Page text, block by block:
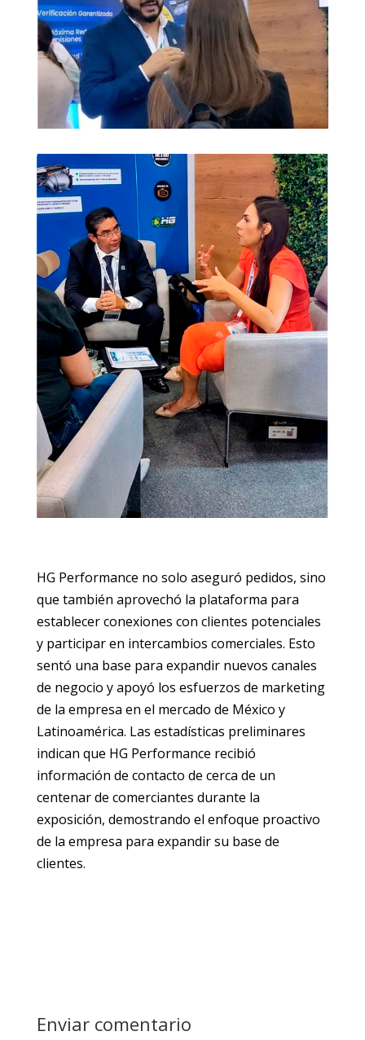
HG Performance no solo aseguró pedidos, sino
que también aprovechó la plataforma para
establecer conexiones con clientes potenciales
y participar en intercambios comerciales. Esto
sentó una base para expandir nuevos canales
de negocio y apoyó los esfuerzos de marketing
de la empresa en el mercado de México y
Latinoamérica. Las estadísticas preliminares
indican que HG Performance recibió
información de contacto de cerca de un
centenar de comerciantes durante la
exposición, demostrando el enfoque proactivo
de la empresa para expandir su base de
clientes.
Enviar comentario